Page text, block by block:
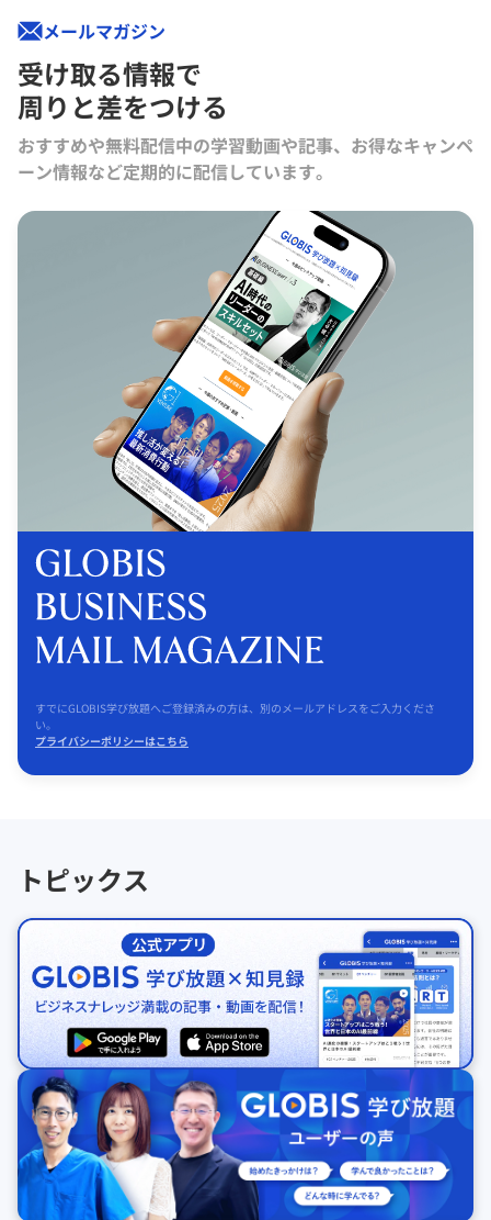
メールマガジン
受け取る情報で
周りと差をつける
おすすめや無料配信中の学習動画や記事、お得なキャンペ
ーン情報など定期的に配信しています。
すでにGLOBIS学び放題へご登録済みの方は、別のメールアドレスをご入力くださ
い。
プライバシーポリシーはこちら
トピックス